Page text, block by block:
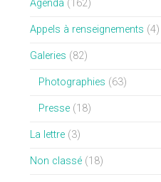
Agenda (162)
Appels à renseignements (4)
Galeries (82)
Photographies (63)
Presse(18)
La lettre(3)
Non classé(18)